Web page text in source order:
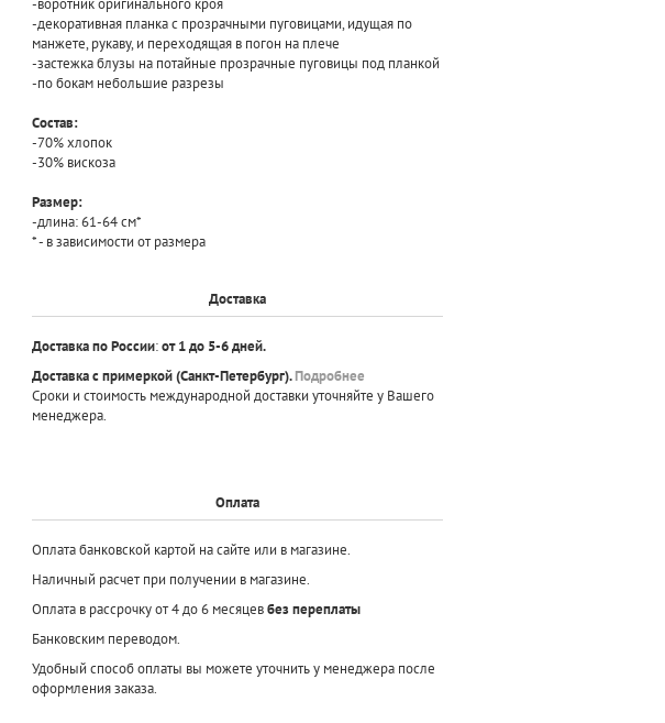
-воротник оригинального кроя
-декоративная планка с прозрачными пуговицами, идущая по
манжете, рукаву, и переходящая в погон на плече
-застежка блузы на потайные прозрачные пуговицы под планкой
-по бокам небольшие разрезы
Состав:
-70% хлопок
-30% вискоза
Размер:
-длина: 61-64 см*
* - в зависимости от размера
Доставка
Доставка по России:от 1 до 5-6 дней.
Доставка с примеркой(Санкт-Петербург).Подробнее
Сроки и стоимость международной доставки уточняйте у Вашего
менеджера.
Оплата
Оплата банковской картой на сайте или в магазине.
Наличный расчет при получении в магазине.
Оплата в рассрочку от 4 до 6 месяцевбез переплаты
Банковским переводом.
Удобный способ оплаты вы можете уточнить у менеджера после
оформления заказа.